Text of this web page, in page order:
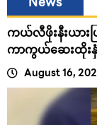
ကယ်လီဖိုးနီးယား
ကာကွယ်ဆေးထိုးနှံ
August 16,